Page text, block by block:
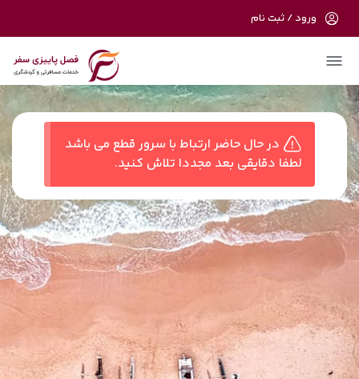
ورود / ثبت نام
در حال حاضر ارتباط با سرور قطع می باشد
لطفا دقایقی بعد مجددا تلاش کنید.